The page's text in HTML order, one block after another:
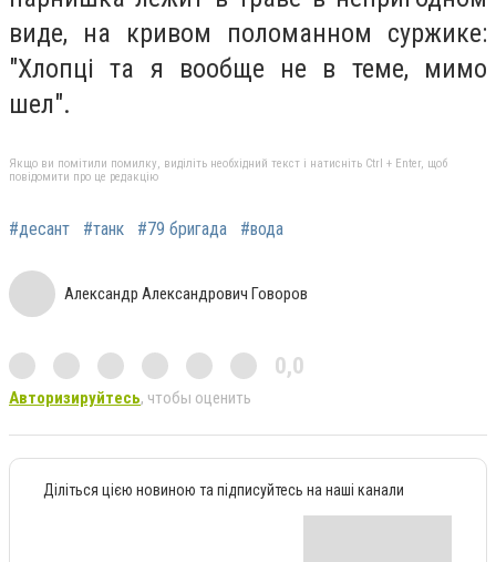
виде, на кривом поломанном суржике:
"Хлопці та я вообще не в теме, мимо
шел".
Якщо ви помітили помилку, виділіть необхідний текст і натисніть Ctrl + Enter, щоб
повідомити про це редакцію
#десант #танк #79 бригада #вода
Александр Александрович Говоров
0,0
Авторизируйтесь, чтобы оценить
Діліться цією новиною та підписуйтесь на наші канали